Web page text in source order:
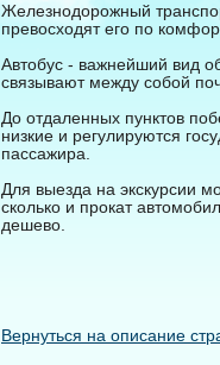
Железнодорожный
превосходят его по
Автобус - важнейший вид
связывают между собой
До отдаленных пунктов
низкие и регулируются
пассажира.
Для выезда на экскурсии
сколько и прокат
дешево.
Вернуться на описание